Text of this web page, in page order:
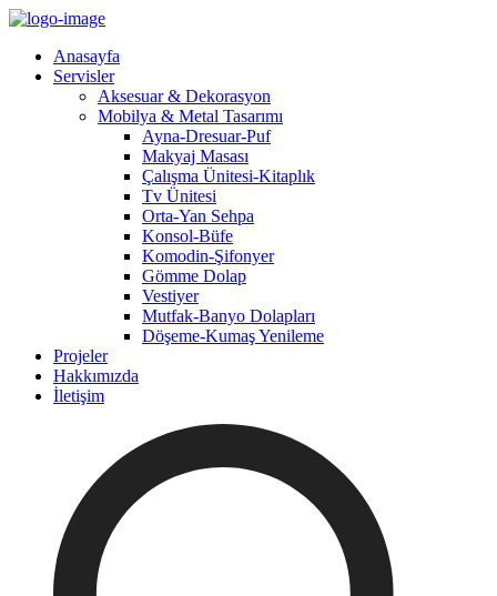
Anasayfa
Servisler
Aksesuar & Dekorasyon
Mobilya & Metal Tasarımı
Ayna-Dresuar-Puf
Makyaj Masası
Çalışma Ünitesi-Kitaplık
Tv Ünitesi
Orta-Yan Sehpa
Konsol-Büfe
Komodin-Şifonyer
Gömme Dolap
Vestiyer
Mutfak-Banyo Dolapları
Döşeme-Kumaş Yenileme
Projeler
Hakkımızda
İletişim